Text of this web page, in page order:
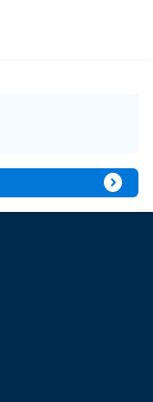
expand_circle_right